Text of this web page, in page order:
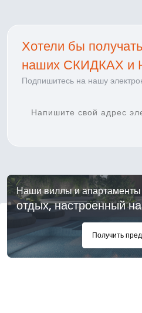
Хотели бы
наших СКИДКАХ
Подпишитесь на нашу
Наши виллы и апартаменты
отдых, настроенный
Получить